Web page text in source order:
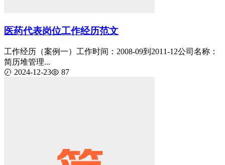
医药代表岗位工作经历范文
工作经历（案例一）工作时间：2008-09到2011-12公司名称：
简历堆管理...
2024-12-23
87